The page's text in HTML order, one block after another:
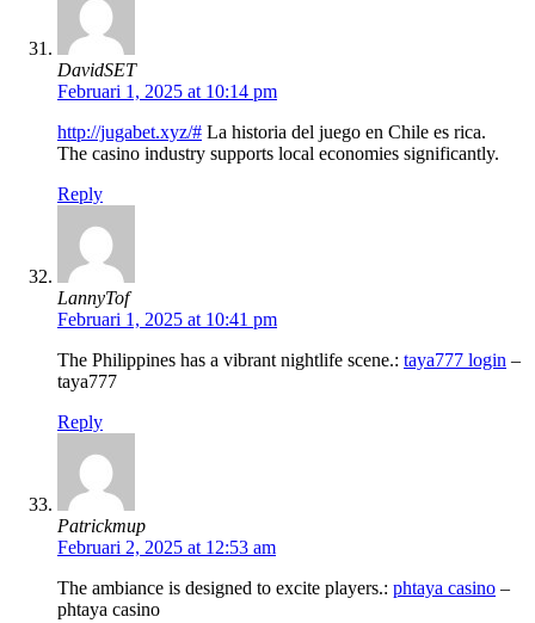
DavidSET
Februari 1, 2025 at 10:14 pm
http://jugabet.xyz/# La historia del juego en Chile es rica.
The casino industry supports local economies significantly.
Reply
LannyTof
Februari 1, 2025 at 10:41 pm
The Philippines has a vibrant nightlife scene.: taya777 login –
taya777
Reply
Patrickmup
Februari 2, 2025 at 12:53 am
The ambiance is designed to excite players.: phtaya casino –
phtaya casino